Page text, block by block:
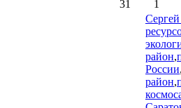
31
1
район,
России,
район,